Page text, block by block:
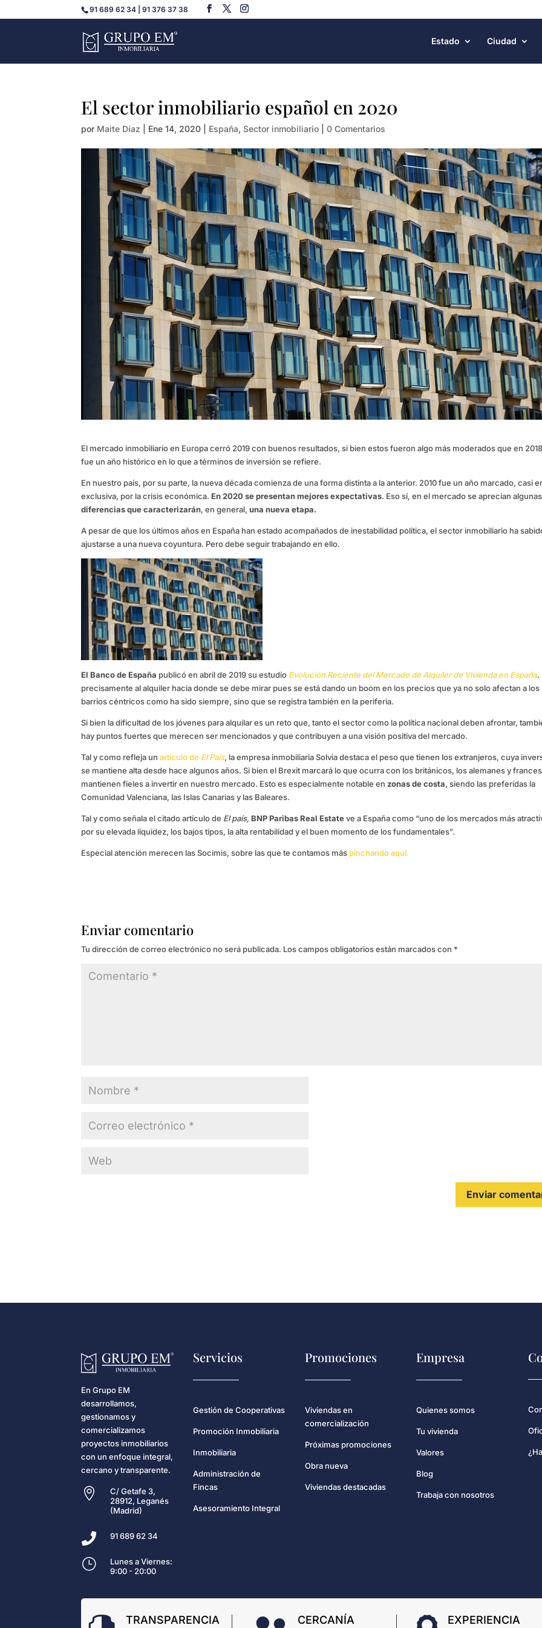
91 689 62 34 | 91 376 37 38
Estado Ciudad
El sector inmobiliario español en 2020
por Maite Díaz Ene 14, 2020 España,Sector inmobiliario |0 Comentarios
El mercado inmobiliario en Europa cerró 2019 con buenos resultados, si bien estos fueron algo más moderados que en
fue un año histórico en lo que a términos de inversión se refiere.
En nuestro país, por su parte, la nueva década comienza de una forma distinta a la anterior. 2010 fue un año marcado, casi
exclusiva, por la crisis económica.En 2020 se presentan mejores expectativas. Eso sí, en el mercado se aprecian algunas
diferencias que caracterizarán, en general,una nueva etapa.
A pesar de que los últimos años en España han estado acompañados de inestabilidad política, el sector inmobiliario ha
ajustarse a una nueva coyuntura. Pero debe seguir trabajando en ello.
El Banco de España publicó en abril de 2019 su estudio Evolución Reciente del Mercado de Alquiler de Vivienda en España.
precisamente al alquiler hacia donde se debe mirar pues se está dando un boom en los precios que ya no solo afectan a los
barrios céntricos como ha sido siempre, sino que se registra también en la periferia.
Si bien la dificultad de los jóvenes para alquilar es un reto que, tanto el sector como la política nacional deben afrontar,
hay puntos fuertes que merecen ser mencionados y que contribuyen a una visión positiva del mercado.
Tal y como refleja unartículo de El País, la empresa inmobiliaria Solvia destaca el peso que tienen los extranjeros, cuya
se mantiene alta desde hace algunos años. Si bien el Brexit marcará lo que ocurra con los británicos, los alemanes y
mantienen fieles a invertir en nuestro mercado. Esto es especialmente notable en zonas de costa, siendo las preferidas la
Comunidad Valenciana, las Islas Canarias y las Baleares.
Tal y como señala el citado artículo de El país,BNP Paribas Real Estateve a España como “uno de los mercados más
por su elevada liquidez, los bajos tipos, la alta rentabilidad y el buen momento de los fundamentales”.
Especial atención merecen las Socimis, sobre las que te contamos más pinchando aquí.
Enviar comentario
Tu dirección de correo electrónico no será publicada. Los campos obligatorios están marcados con *
En Grupo EM
desarrollamos,
gestionamos y
comercializamos
proyectos inmobiliarios
con un enfoque integral,
cercano y transparente.

C/ Getafe 3,
28912, Leganés
(Madrid)
 91 689 62 34
}
Lunes a Viernes:
9:00 - 20:00
Servicios
Gestión de Cooperativas
Promoción Inmobiliaria
Inmobiliaria
Administración de
Fincas
Asesoramiento Integral
Promociones
Viviendas en
comercialización
Próximas promociones
Obra nueva
Viviendas destacadas
Empresa
Quienes somos
Tu vivienda
Valores
Blog
Trabaja con nosotros
TRANSPARENCIA CERCANÍA EXPERIENCIA